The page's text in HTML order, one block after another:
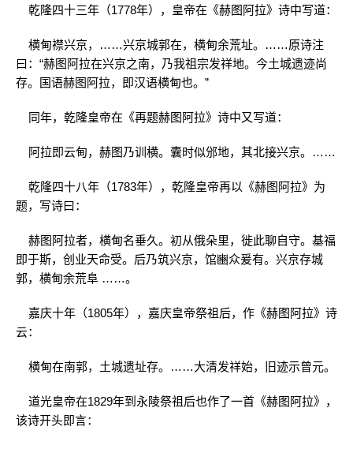
乾隆四十三年（1778年），皇帝在《赫图阿拉》诗中写道：
横甸襟兴京，……兴京城郭在，横甸余荒址。……原诗注
曰：“赫图阿拉在兴京之南，乃我祖宗发祥地。今土城遗迹尚
存。国语赫图阿拉，即汉语横甸也。”
同年，乾隆皇帝在《再题赫图阿拉》诗中又写道：
阿拉即云甸，赫图乃训横。囊时似邠地，其北接兴京。……
乾隆四十八年（1783年），乾隆皇帝再以《赫图阿拉》为
题，写诗曰：
赫图阿拉者，横甸名垂久。初从俄朵里，徙此聊自守。基福
即于斯，创业天命受。后乃筑兴京，馆豳众爰有。兴京存城
郭，横甸余荒阜 ……。
嘉庆十年（1805年），嘉庆皇帝祭祖后，作《赫图阿拉》诗
云：
横甸在南郭，土城遗址存。……大清发祥始，旧迹示曾元。
道光皇帝在1829年到永陵祭祖后也作了一首《赫图阿拉》，
该诗开头即言：